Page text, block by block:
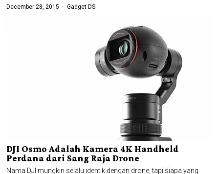
December 28, 2015 Gadget DS
DJI Osmo Adalah Kamera 4K Handheld
Perdana dari Sang Raja Drone
Nama DJI mungkin selalu identik dengan drone, tapi siapa yang